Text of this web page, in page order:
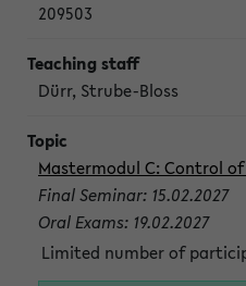
209503
Dürr, Strube-Bloss
Mastermodul C: Control
Final Seminar: 15.02.2027
Oral Exams: 19.02.2027
Limited number of